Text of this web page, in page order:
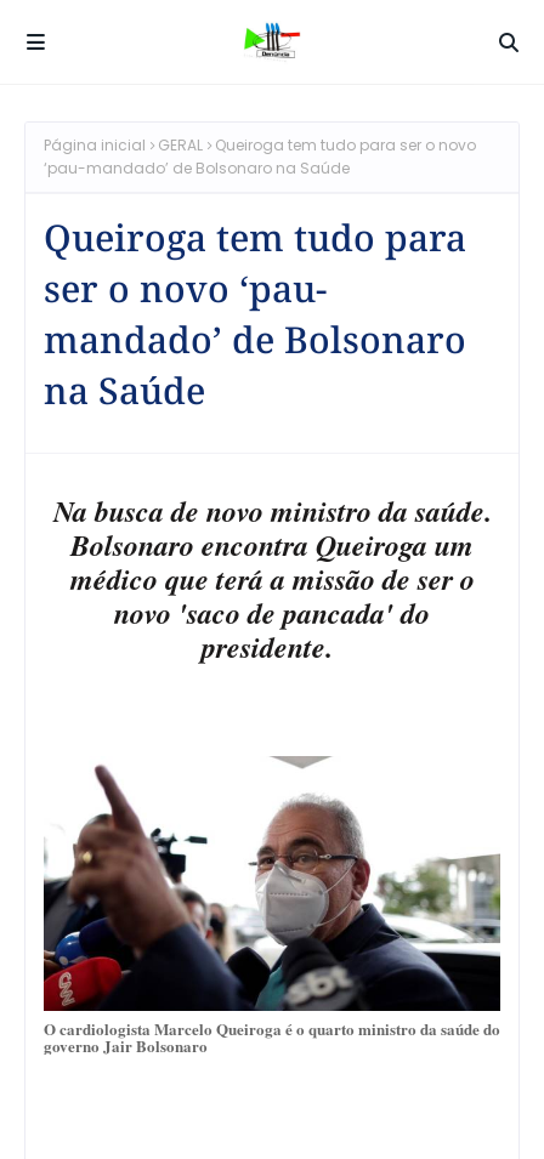
Página inicial GERAL
Queiroga tem tudo para ser o novo
‘pau-mandado’ de Bolsonaro na Saúde
Queiroga tem tudo para
ser o novo ‘pau-
mandado’ de Bolsonaro
na Saúde
Na busca de novo ministro da saúde.
Bolsonaro encontra Queiroga um
médico que terá a missão de ser o
novo 'saco de pancada' do
presidente.
O cardiologista Marcelo Queiroga é o quarto ministro da saúde do
governo Jair Bolsonaro